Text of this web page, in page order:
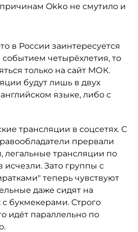
Okko не смутило и
в России заинтересуется
четырёхлетия, то
только на сайт МОК.
будут лишь в двух
языке, либо с
трансляции в соцсетях. С
прервали
легальные трансляции по
Зато группы с
теперь чувствуют
даже сидят на
букмекерами. Строго
идёт параллельно по